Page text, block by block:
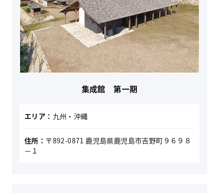
集成館 第一期
エリア： 九州・沖縄
住所： 〒892-0871 鹿児島県鹿児島市吉野町９６９８
－１